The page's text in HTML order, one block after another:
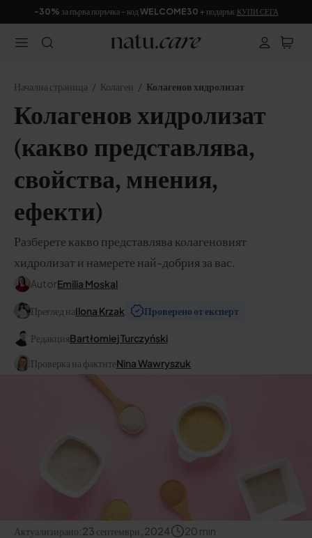
-30% за първа поръчка - код WELCOME30 + подарък КУПИ СЕГА
Начална страница Колаген Колагенов хидролизат
Колагенов хидролизат
(какво представлява,
свойства, мнения,
ефекти)
Разберете какво представлява колагеновият
хидролизат и намерете най-добрия за вас.
AutorEmilia Moskal
Преглед наIlona Krzak Проверено от експерт
РедакцияBartłomiej Turczyński
Проверка на фактитеNina Wawryszuk
Актуализирано:23 септември, 2024 20 min